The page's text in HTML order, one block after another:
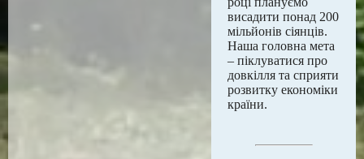
висадити понад 200
мільйонів сіянців.
Наша головна мета
– піклуватися про
довкілля та сприяти
розвитку економіки
країни.